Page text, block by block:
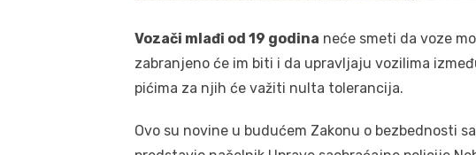
Vozači mlađi od 19 godina neće smeti da voze
zabranjeno će im biti i da upravljaju vozilima
pićima za njih će važiti nulta tolerancija.
Ovo su novine u budućem Zakonu o bezbednosti